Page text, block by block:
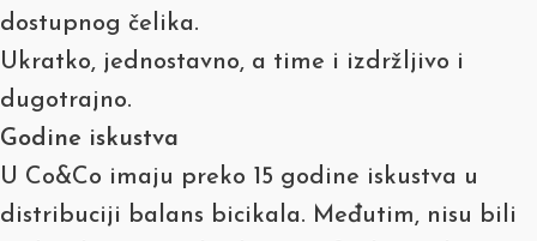
dostupnog čelika.
Ukratko, jednostavno, a time i izdržljivo i
dugotrajno.
Godine iskustva
U Co&Co imaju preko 15 godine iskustva u
distribuciji balans bicikala. Međutim, nisu bili